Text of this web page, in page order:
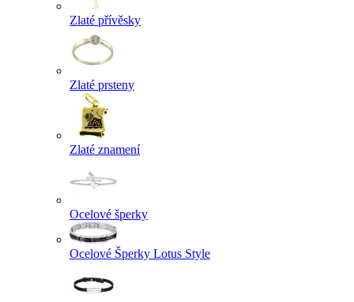
Zlaté přívěsky
Zlaté prsteny
Zlaté znamení
Ocelové šperky
Ocelové Šperky Lotus Style